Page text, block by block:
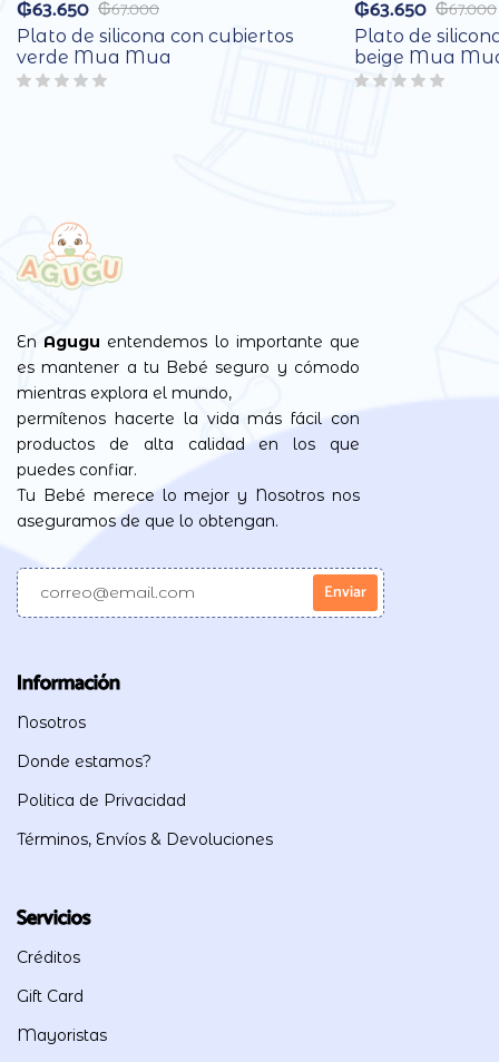
₲67.000
₲63.650
Plato de silicona con cubiertos
verde Mua Mua
₲67.000
₲63.650
Plato de
beige Mua
En Agugu entendemos lo importante que
es mantener a tu Bebé seguro y cómodo
mientras explora el mundo,
permítenos hacerte la vida más fácil con
productos de alta calidad en los que
puedes confiar.
Tu Bebé merece lo mejor y Nosotros nos
aseguramos de que lo obtengan.
Información
Nosotros
Donde estamos?
Politica de Privacidad
Términos, Envíos & Devoluciones
Servicios
Créditos
Gift Card
Mayoristas